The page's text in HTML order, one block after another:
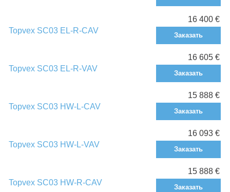
Topvex SC03 EL-R-CAV
16 400 €
Заказать
Topvex SC03 EL-R-VAV
16 605 €
Заказать
Topvex SC03 HW-L-CAV
15 888 €
Заказать
Topvex SC03 HW-L-VAV
16 093 €
Заказать
Topvex SC03 HW-R-CAV
15 888 €
Заказать